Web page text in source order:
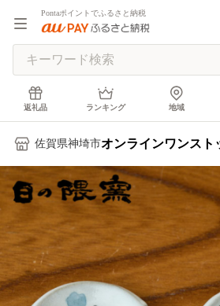
Pontaポイントでふるさと納税
返礼品 ランキング 地域
佐賀県神埼市オンラインワンスト